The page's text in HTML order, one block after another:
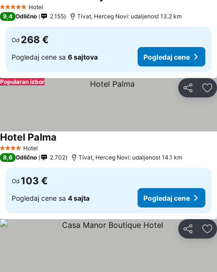
5 ZvezdiceHotel
9,4 Odlično 2.155 Tivat, Herceg Novi: udaljenost 13.2 km
Od 268 €
Pogledaj cene sa 6 sajtova Pogledaj cene
Deli
Popularan izbor
4 ZvezdiceHotel
Hotel Palma
8,6 Odlično 2.702 Tivat, Herceg Novi: udaljenost 14.1 km
Od 103 €
Pogledaj cene sa 4 sajta Pogledaj cene
Deli